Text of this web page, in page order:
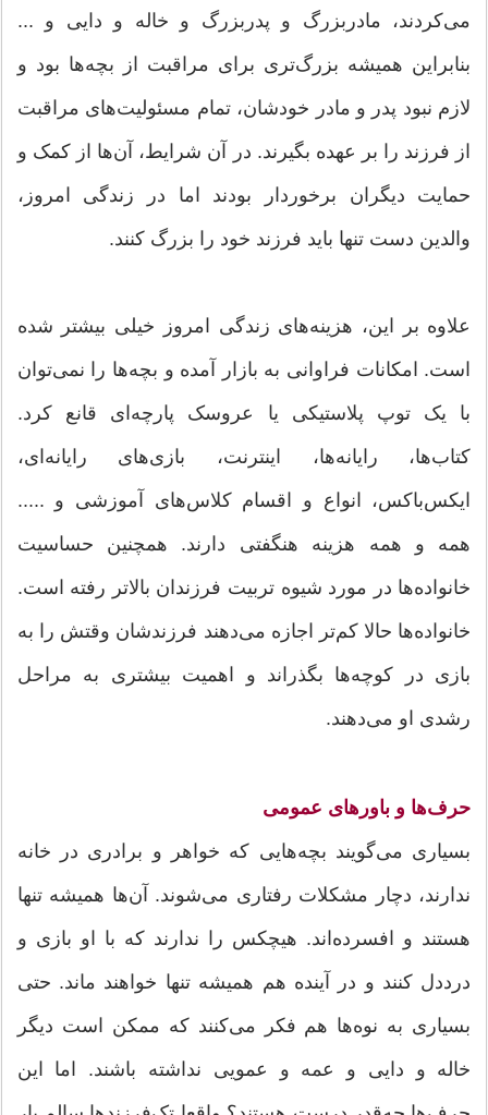
می‌کردند،‌ مادربزرگ و پدربزرگ و خاله و دایی و ...
بنابراین همیشه بزرگ‌تری برای مراقبت از بچه‌ها بود و
لازم نبود پدر و مادر خودشان، تمام مسئولیت‌های مراقبت
از فرزند را بر عهده بگیرند. در آن شرایط،‌ آن‌ها از کمک و
حمایت دیگران برخوردار بودند اما در زندگی امروز،
والدین دست تنها باید فرزند خود را بزرگ کنند.
علاوه بر این،‌ هزینه‌های زندگی امروز خیلی بیشتر شده
است. امکانات فراوانی به بازار آمده و بچه‌ها را نمی‌توان
با یک توپ پلاستیکی یا عروسک پارچه‌ای قانع کرد.
کتاب‌ها، ‌رایانه‌ها، اینترنت، بازی‌های رایانه‌ای،
ایکس‌باکس، انواع و اقسام کلاس‌های آموزشی و .....
همه و همه هزینه هنگفتی دارند. همچنین حساسیت
خانواده‌ها در مورد شیوه تربیت فرزندان بالاتر رفته است.
خانواده‌ها حالا کم‌تر اجازه می‌دهند فرزندشان وقتش را به
بازی در کوچه‌ها بگذراند و اهمیت بیشتری به مراحل
رشدی او می‌دهند.
حرف‌ها و باورهای عمومی
بسیاری می‌گویند بچه‌هایی که خواهر و برادری در خانه
ندارند، ‌دچار مشکلات رفتاری می‌شوند. آن‌ها همیشه تنها
هستند و افسرده‌اند. هیچکس را ندارند که با او بازی و
درددل کنند و در آینده هم همیشه تنها خواهند ماند. حتی
بسیاری به نوه‌ها هم فکر می‌کنند که ممکن است دیگر
خاله و دایی و عمه و عمویی نداشته باشند. اما این